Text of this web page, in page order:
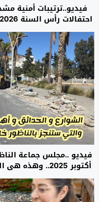
فيديو..ترتيبات أمنية
جمال
فيديو ..مجلس جماعة
أكتوبر 2025..